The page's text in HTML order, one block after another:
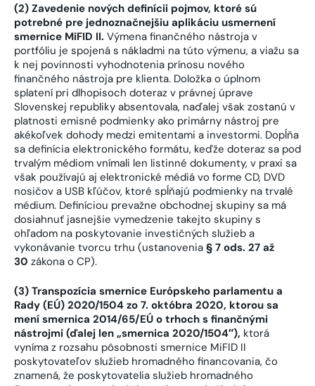
(2) Zavedenie nových definícii pojmov, ktoré sú
potrebné pre jednoznačnejšiu aplikáciu usmernení
smernice MiFID II. Výmena finančného nástroja v
portfóliu je spojená s nákladmi na túto výmenu, a viažu sa
k nej povinnosti vyhodnotenia prínosu nového
finančného nástroja pre klienta. Doložka o úplnom
splatení pri dlhopisoch doteraz v právnej úprave
Slovenskej republiky absentovala, naďalej však zostanú v
platnosti emisné podmienky ako primárny nástroj pre
akékoľvek dohody medzi emitentami a investormi. Dopĺňa
sa definícia elektronického formátu, keďže doteraz sa pod
trvalým médiom vnímali len listinné dokumenty, v praxi sa
však používajú aj elektronické médiá vo forme CD, DVD
nosičov a USB kľúčov, ktoré spĺňajú podmienky na trvalé
médium. Definíciou prevažne obchodnej skupiny sa má
dosiahnuť jasnejšie vymedzenie takejto skupiny s
ohľadom na poskytovanie investičných služieb a
vykonávanie tvorcu trhu (ustanovenia § 7 ods. 27 až
30 zákona o CP).
(3) Transpozícia smernice Európskeho parlamentu a
Rady (EÚ) 2020/1504 zo 7. októbra 2020, ktorou sa
mení smernica 2014/65/EÚ o trhoch s finančnými
nástrojmi (ďalej len „smernica 2020/1504″), ktorá
vyníma z rozsahu pôsobnosti smernice MiFID II
poskytovateľov služieb hromadného financovania, čo
znamená, že poskytovatelia služieb hromadného